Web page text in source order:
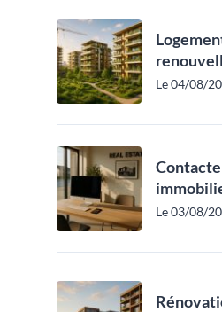
Le 04/08/
Le 03/08/